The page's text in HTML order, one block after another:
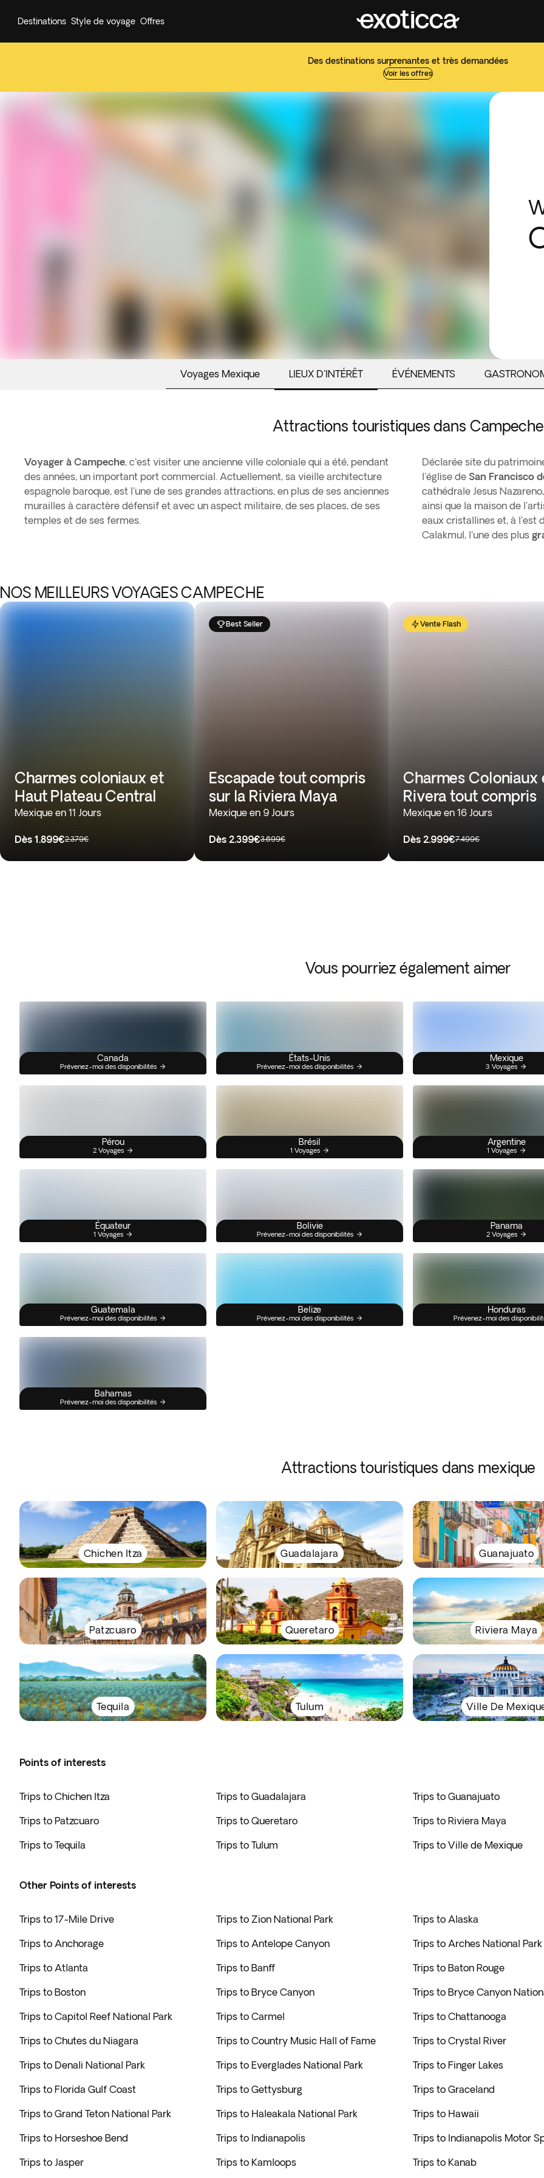
Des destinations surprenantes et très demandées
Voir les offres
Destinations Style de voyage Offres
Voyages Mexique LIEUX D'INTÉRÊT ÉVÉNEMENTS
Attractions touristiques dans Campeche
Voyager à Campeche, c'est visiter une ancienne ville coloniale qui a été, pendant
des années, un important port commercial. Actuellement, sa vieille architecture
espagnole baroque, est l'une de ses grandes attractions, en plus de ses anciennes
murailles à caractère défensif et avec un aspect militaire, de ses places, de ses
temples et de ses fermes.
Déclarée site du
l'église de San Francisco
cathédrale Jesus
ainsi que la maison de
eaux cristallines et, à l'est
Calakmul, l'une des plus
NOS MEILLEURS VOYAGES CAMPECHE
Charmes coloniaux et
Haut Plateau Central
Mexique en 11 Jours
Dès 1.899€2.379€
Best Seller
Escapade tout compris
sur la Riviera Maya
Mexique en 9 Jours
Dès 2.399€3.699€
Vente Flash
Charmes Coloniaux
Rivera tout compris
Mexique en 16 Jours
Dès 2.999€7.499€
Vous pourriez également aimer
Canada
Prévenez-moi des disponibilités
États-Unis
Prévenez-moi des disponibilités
Mexique
3 Voyages
Pérou
2 Voyages
Brésil
1 Voyages
Argentine
1 Voyages
Équateur
1 Voyages
Bolivie
Prévenez-moi des disponibilités
Panama
2 Voyages
Guatemala
Prévenez-moi des disponibilités
Belize
Prévenez-moi des disponibilités
Honduras
Prévenez-moi des
Bahamas
Prévenez-moi des disponibilités
Attractions touristiques dans mexique
Chichen Itza Guadalajara Guanajuato
Patzcuaro Queretaro Riviera Maya
Tequila Tulum Ville De
Points of interests
Trips to Chichen Itza Trips to Guadalajara Trips to Guanajuato
Trips to Patzcuaro Trips to Queretaro Trips to Riviera Maya
Trips to Tequila Trips to Tulum Trips to Ville de Mexique
Other Points of interests
Trips to 17-Mile Drive Trips to Zion National Park Trips to Alaska
Trips to Anchorage Trips to Antelope Canyon Trips to Arches National Park
Trips to Atlanta Trips to Banff Trips to Baton Rouge
Trips to Boston Trips to Bryce Canyon Trips to Bryce Canyon
Trips to Capitol Reef National Park Trips to Carmel Trips to Chattanooga
Trips to Chutes du Niagara Trips to Country Music Hall of Fame Trips to Crystal River
Trips to Denali National Park Trips to Everglades National Park Trips to Finger Lakes
Trips to Florida Gulf Coast Trips to Gettysburg Trips to Graceland
Trips to Grand Teton National Park Trips to Haleakala National Park Trips to Hawaii
Trips to Horseshoe Bend Trips to Indianapolis Trips to Indianapolis Motor
Trips to Jasper Trips to Kamloops Trips to Kanab